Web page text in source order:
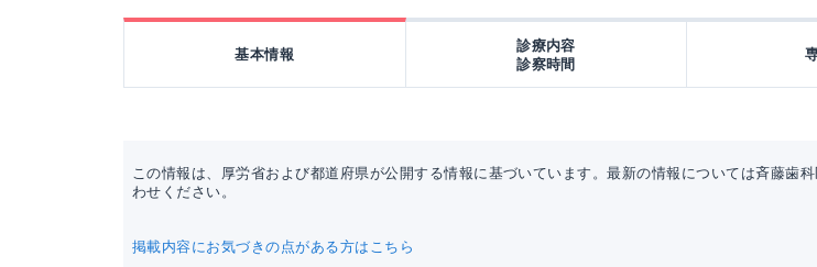
基本情報
診療内容
診察時間
この情報は、厚労省および都道府県が公開する情報に基づいています。最新の情報については斉藤歯
わせください。
掲載内容にお気づきの点がある方はこちら